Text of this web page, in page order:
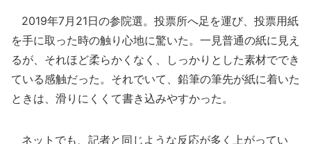
2019年7月21日の参院選。投票所へ足を運び、投票用紙
を手に取った時の触り心地に驚いた。一見普通の紙に見え
るが、それほど柔らかくなく、しっかりとした素材ででき
ている感触だった。それでいて、鉛筆の筆先が紙に着いた
ときは、滑りにくくて書き込みやすかった。
ネットでも、記者と同じような反応が多く上がってい